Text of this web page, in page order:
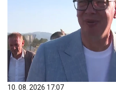
10. 08. 2026 17:07